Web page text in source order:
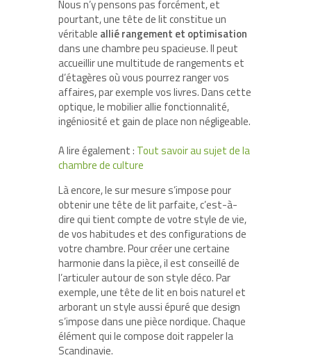
Nous n’y pensons pas forcément, et
pourtant, une tête de lit constitue un
véritable allié rangement et optimisation
dans une chambre peu spacieuse. Il peut
accueillir une multitude de rangements et
d’étagères où vous pourrez ranger vos
affaires, par exemple vos livres. Dans cette
optique, le mobilier allie fonctionnalité,
ingéniosité et gain de place non négligeable.
A lire également : Tout savoir au sujet de la
chambre de culture
Là encore, le sur mesure s’impose pour
obtenir une tête de lit parfaite, c’est-à-
dire qui tient compte de votre style de vie,
de vos habitudes et des configurations de
votre chambre. Pour créer une certaine
harmonie dans la pièce, il est conseillé de
l’articuler autour de son style déco. Par
exemple, une tête de lit en bois naturel et
arborant un style aussi épuré que design
s’impose dans une pièce nordique. Chaque
élément qui le compose doit rappeler la
Scandinavie.